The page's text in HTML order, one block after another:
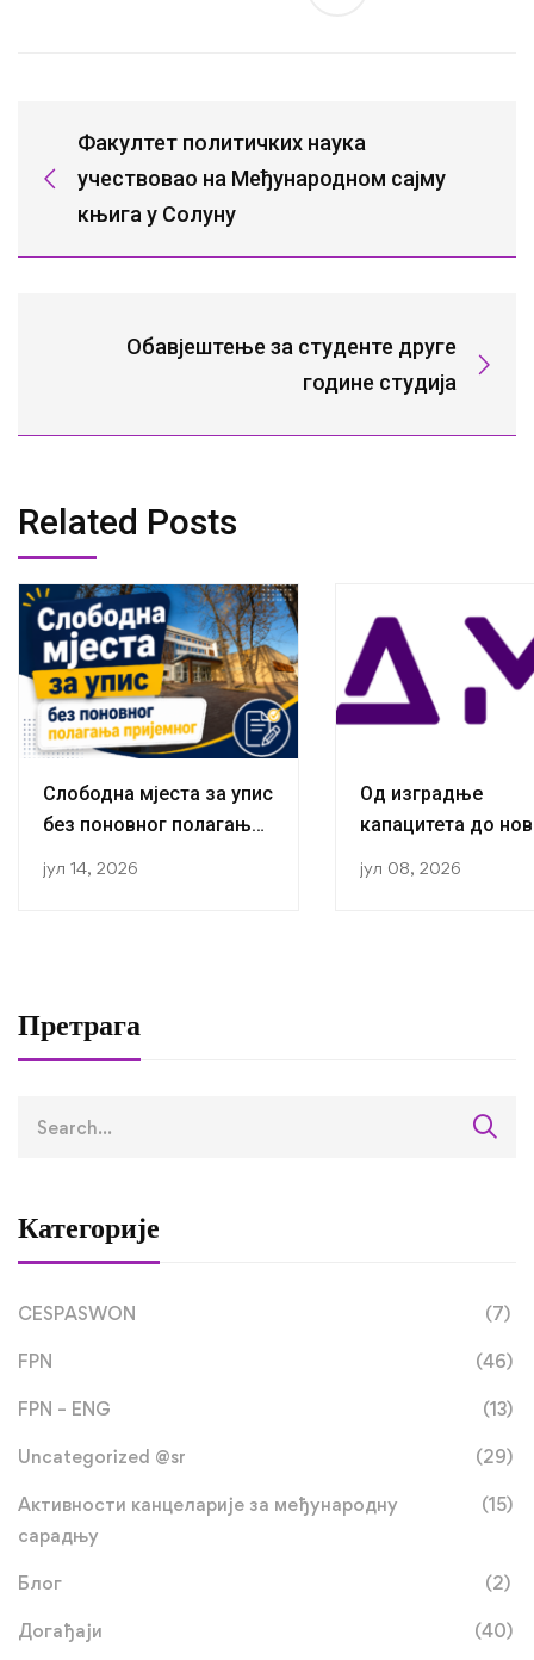
Факултет политичких наука
учествовао на Међународном сајму
књига у Солуну
Обавјештење за студенте друге
године студија
Related Posts
Слободна мјеста за упис
без поновног полагања
јул 14, 2026
Од изградње
капацитета до
јул 08, 2026
Претрага
Категорије
CESPASWON (7)
FPN (46)
FPN – ENG (13)
Uncategorized @sr (29)
Активности канцеларије за међународну
сарадњу
(15)
Блог (2)
Догађаји (40)